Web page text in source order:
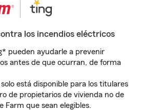
los incendios eléctricos
pueden ayudarle a prevenir
antes de que ocurran, de forma
está disponible para los titulares
de propietarios de vivienda no de
Farm que sean elegibles.